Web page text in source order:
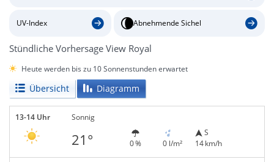
UV-Index Abnehmende Sichel
Stündliche Vorhersage View Royal
Heute werden bis zu 10 Sonnenstunden erwartet
Übersicht Diagramm
13-14 Uhr Sonnig
21° 0 % 0 l/m²
S
14 km/h